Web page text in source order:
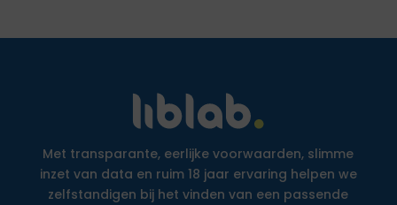
Met transparante, eerlijke voorwaarden, slimme
inzet van data en ruim 18 jaar ervaring helpen we
zelfstandigen bij het vinden van een passende